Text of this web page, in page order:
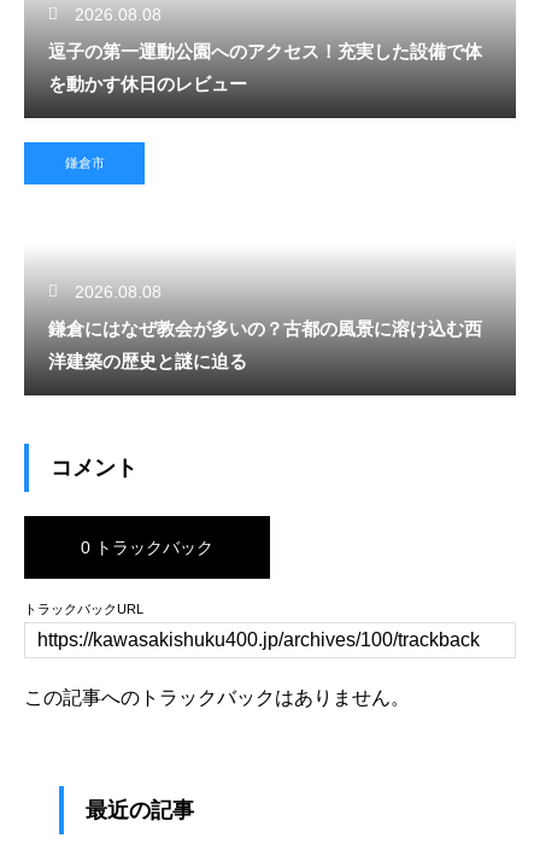
2026.08.08
逗子の第一運動公園へのアクセス！充実した設備で体
を動かす休日のレビュー
鎌倉市
2026.08.08
鎌倉にはなぜ教会が多いの？古都の風景に溶け込む西
洋建築の歴史と謎に迫る
コメント
0 トラックバック
トラックバックURL
この記事へのトラックバックはありません。
最近の記事